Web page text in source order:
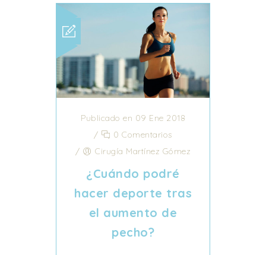
Publicado en 09 Ene 2018
/
0 Comentarios
/
Cirugía Martínez Gómez
¿Cuándo podré
hacer deporte tras
el aumento de
pecho?